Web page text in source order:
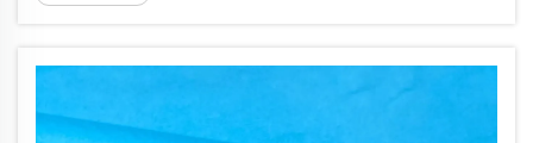
garantir un subministrament coherent en grans
seda de colors, assegureu-vos que les quantitats